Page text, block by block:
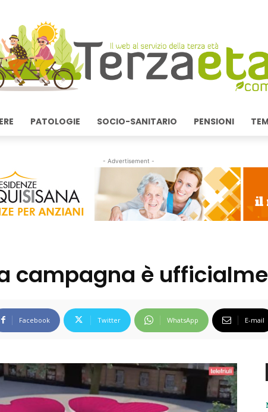
PATOLOGIE SOCIO-SANITARIO PENSIONI
- Advertisement -
campagna è
Facebook Twitter WhatsApp E-mail